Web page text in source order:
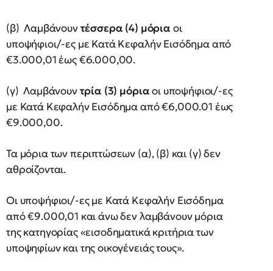
(β) Λαμβάνουντέσσερα (4) μόρια οι
υποψήφιοι/-ες με Κατά Κεφαλήν Εισόδημα από
€3.000,01 έως €6.000,00.
(γ) Λαμβάνουντρία (3) μόριαοι υποψήφιοι/-ες
με Κατά Κεφαλήν Εισόδημα από €6,000.01 έως
€9.000,00.
Τα μόρια των περιπτώσεων (α), (β) και (γ) δεν
αθροίζονται.
Οι υποψήφιοι/-ες με Κατά Κεφαλήν Εισόδημα
από €9.000,01 και άνω δεν λαμβάνουν μόρια
της κατηγορίας «εισοδηματικά κριτήρια των
υποψηφίων και της οικογένειάς τους».